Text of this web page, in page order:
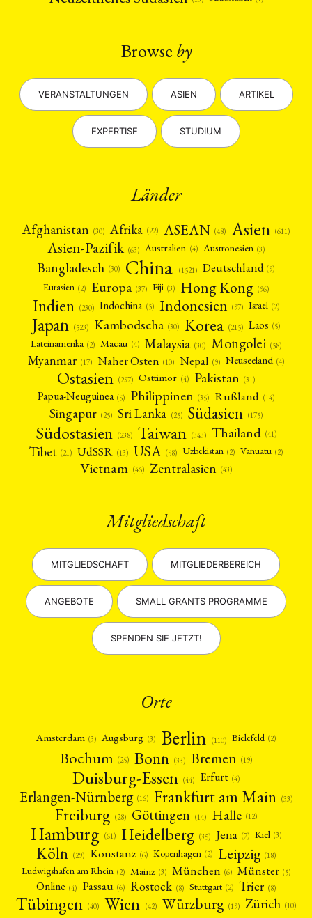
Browse by
VERANSTALTUNGEN ASIEN ARTIKEL
EXPERTISE STUDIUM
Länder
Afghanistan (30) Afrika (22) ASEAN (48) Asien (611)
Asien-Pazifik (63) Australien (4) Austronesien (3)
Bangladesch (30) China (1521) Deutschland (9)
Eurasien (2) Europa (37) Fiji (3) Hong Kong (96)
Indien (230) Indochina (5) Indonesien (97) Israel (2)
Japan (523) Kambodscha (30) Korea (215) Laos (5)
Lateinamerika (2) Macau (4) Malaysia (30) Mongolei (58)
Myanmar (17) Naher Osten (10) Nepal (9) Neuseeland (4)
Ostasien (297) Osttimor (4) Pakistan (31)
Papua-Neuguinea (5) Philippinen (35) Rußland (14)
Singapur (25) Sri Lanka (25) Südasien (175)
Südostasien (238) Taiwan (343) Thailand (41)
Tibet (21) UdSSR (13) USA (58) Uzbekistan (2) Vanuatu (2)
Vietnam (46) Zentralasien (43)
Mitgliedschaft
MITGLIEDSCHAFT MITGLIEDERBEREICH
ANGEBOTE SMALL GRANTS PROGRAMME
SPENDEN SIE JETZT!
Orte
Amsterdam (3) Augsburg (3) Berlin (110) Bielefeld (2)
Bochum (25) Bonn (33) Bremen (19)
Duisburg-Essen (44) Erfurt (4)
Erlangen-Nürnberg (16) Frankfurt am Main (33)
Freiburg (28) Göttingen (14) Halle (12)
Hamburg (61) Heidelberg (35) Jena (7) Kiel (3)
Köln (29) Konstanz (6) Kopenhagen (2) Leipzig (18)
Ludwigshafen am Rhein (2) Mainz (3) München (6) Münster (5)
Online (4) Passau (6) Rostock (8) Stuttgart (2) Trier (8)
Tübingen (40) Wien (42) Würzburg (19) Zürich (10)